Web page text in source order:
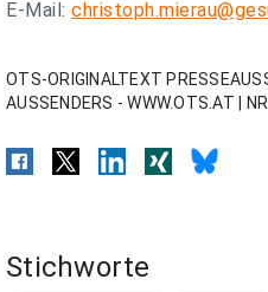
E-Mail:
OTS-ORIGINALTEXT
AUSSENDERS - WWW.OTS.AT |
Stichworte